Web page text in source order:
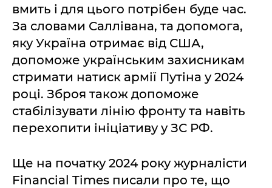
вмить і для цього потрібен буде час.
За словами Саллівана, та допомога,
яку Україна отримає від США,
допоможе українським захисникам
стримати натиск армії Путіна у 2024
році. Зброя також допоможе
стабілізувати лінію фронту та навіть
перехопити ініціативу у ЗС РФ.
Ще на початку 2024 року журналісти
Financial Times писали про те, що